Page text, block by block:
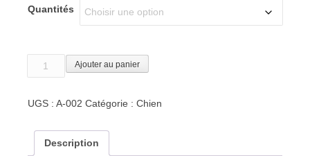
Quantités
quantité
de
du
et
Ajouter au panier
UGS : A-002 Catégorie : Chien
Description